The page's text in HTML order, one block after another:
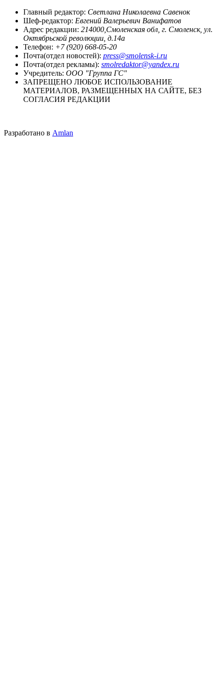
Главный редактор: Светлана Николаевна Савенок
Шеф-редактор: Евгений Валерьевич Ванифатов
Адрес редакции: 214000,Смоленская обл, г. Смоленск, ул.
Октябрьской революции, д.14а
Телефон: +7 (920) 668-05-20
Почта(отдел новостей): press@smolensk-i.ru
Почта(отдел рекламы): smolredaktor@yandex.ru
Учредитель: ООО "Группа ГС"
ЗАПРЕЩЕНО ЛЮБОЕ ИСПОЛЬЗОВАНИЕ
МАТЕРИАЛОВ, РАЗМЕЩЕННЫХ НА САЙТЕ, БЕЗ
СОГЛАСИЯ РЕДАКЦИИ
Разработано в Amlan